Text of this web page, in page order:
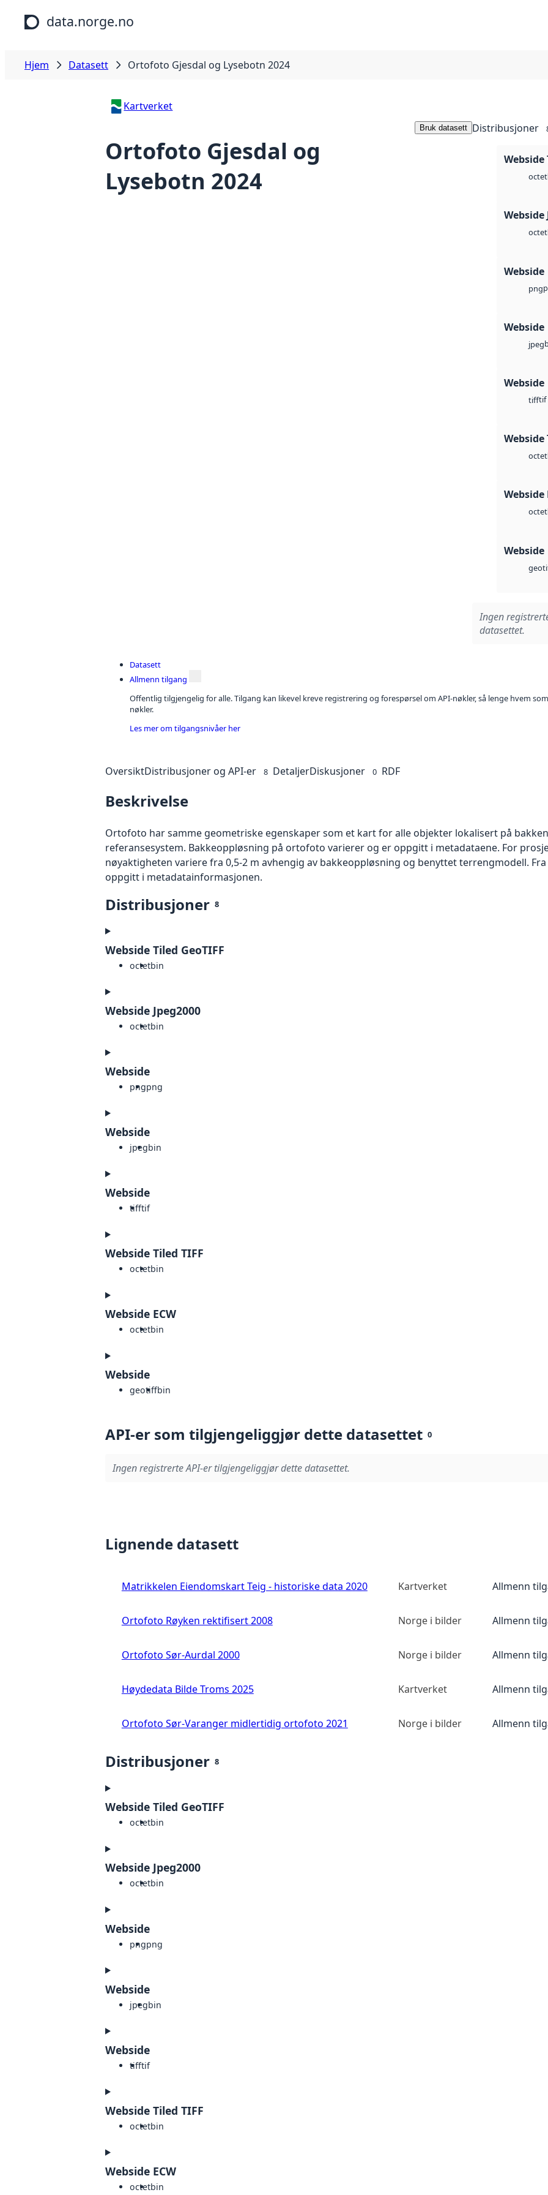
Hopp til hovedinnhold
data.norge.no
Hjem Datasett Ortofoto Gjesdal og Lysebotn 2024
Kartverket
Ortofoto Gjesdal og
Lysebotn 2024
Bruk datasett Distribusjoner
Webside
octet
Webside
octet
Webside
png
Webside
jpeg
Webside
tifftif
Webside
octet
Webside
octet
Webside
Ingen
datasettet.
Datasett
Allmenn tilgang
Offentlig tilgjengelig for alle. Tilgang kan likevel kreve registrering og forespørsel om API-nøkler, så lenge hvem
nøkler.
Les mer om tilgangsnivåer her
OversiktDistribusjoner og API-er 8 DetaljerDiskusjoner 0 RDF
Beskrivelse
Ortofoto har samme geometriske egenskaper som et kart for alle objekter lokalisert på
referansesystem. Bakkeoppløsning på ortofoto varierer og er oppgitt i metadataene. For
nøyaktigheten variere fra 0,5-2 m avhengig av bakkeoppløsning og benyttet terrengmodell.
oppgitt i metadatainformasjonen.
Distribusjoner 8
Webside Tiled GeoTIFF
octetbin
Webside Jpeg2000
octetbin
Webside
pngpng
Webside
jpegbin
Webside
tifftif
Webside Tiled TIFF
octetbin
Webside ECW
octetbin
Webside
geotiffbin
API-er som tilgjengeliggjør dette datasettet 0
Ingen registrerte API-er tilgjengeliggjør dette datasettet.
Lignende datasett
Matrikkelen Eiendomskart Teig - historiske data 2020 Kartverket Allmenn
Ortofoto Røyken rektifisert 2008 Norge i bilder Allmenn
Ortofoto Sør-Aurdal 2000 Norge i bilder Allmenn
Høydedata Bilde Troms 2025 Kartverket Allmenn
Ortofoto Sør-Varanger midlertidig ortofoto 2021 Norge i bilder Allmenn
Distribusjoner 8
Webside Tiled GeoTIFF
octetbin
Webside Jpeg2000
octetbin
Webside
pngpng
Webside
jpegbin
Webside
tifftif
Webside Tiled TIFF
octetbin
Webside ECW
octetbin